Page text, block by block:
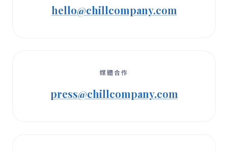
hello@chillcompany.com
媒體合作
press@chillcompany.com